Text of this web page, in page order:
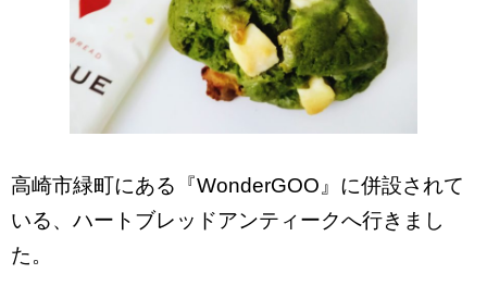
高崎市緑町にある『WonderGOO』に併設されて
いる、ハートブレッドアンティークへ行きまし
た。